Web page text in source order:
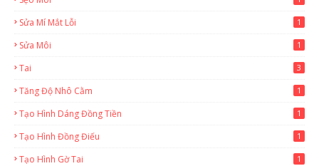
Sửa Mí Mắt Lỗi 1
Sửa Môi 1
Tai 3
Tăng Độ Nhô Cằm 1
Tạo Hình Dáng Đồng Tiền 1
Tạo Hình Đồng Điếu 1
Tạo Hình Gờ Tai 1